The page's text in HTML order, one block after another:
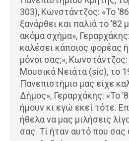
303), Κωνστάντζος: «Το
ξανάρθει και παλιά το ’82
ακόμα σχήμα»,
καλέσει κάποιος φορέας
μόνοι σας;»,
Μουσικά Νειάτα (sic), το
Πανεπιστήμιο μας είχε
Δήμος», Γεραρχάκης: «Το
ήμουν κι εγώ εκεί τότε.
ήθελα να μας μιλήσεις
σας. Τί ήταν αυτό που